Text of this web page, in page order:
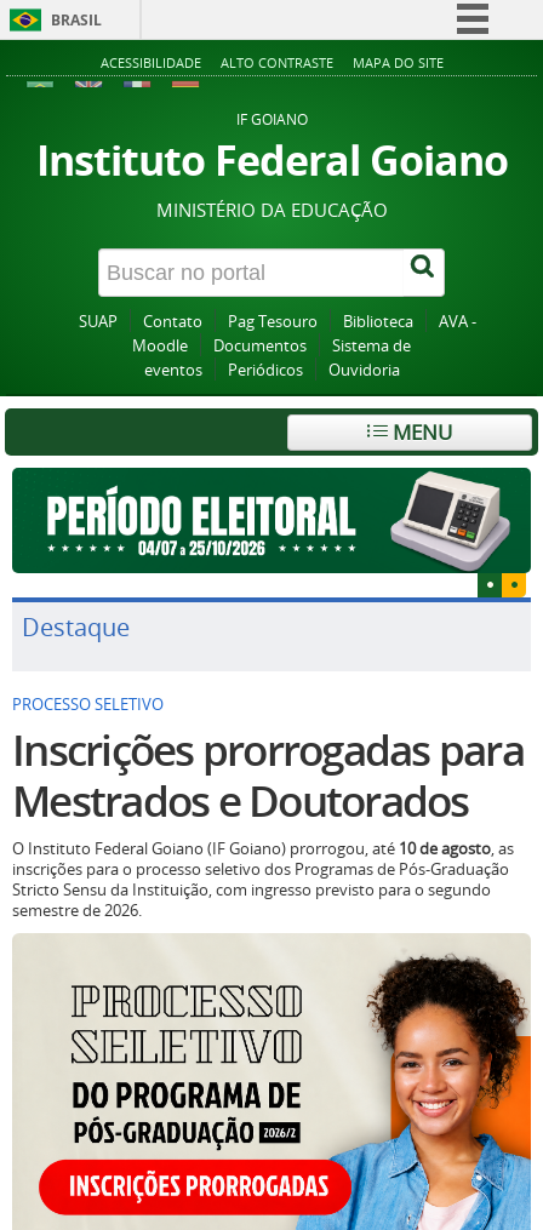
BRASIL
Simplifique!
Acesso à informação
Legislação
Canais
ACESSIBILIDADE ALTO CONTRASTE MAPA DO SITE
IF GOIANO
Instituto Federal Goiano
MINISTÉRIO DA EDUCAÇÃO
SUAP Contato Pag Tesouro Biblioteca
AVA -
Moodle
Documentos
Sistema de
eventos
Periódicos Ouvidoria
MENU
Destaque
PROCESSO SELETIVO
Inscrições prorrogadas para
Mestrados e Doutorados
O Instituto Federal Goiano (IF Goiano) prorrogou, até 10 de agosto, as
inscrições para o processo seletivo dos Programas de Pós-Graduação
Stricto Sensu da Instituição, com ingresso previsto para o segundo
semestre de 2026.